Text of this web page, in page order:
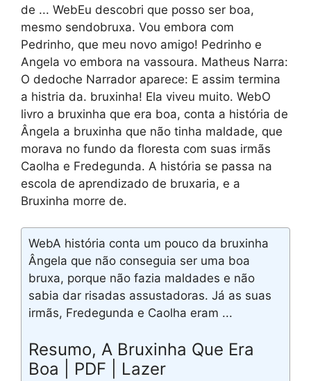
de ... WebEu descobri que posso ser boa,
mesmo sendobruxa. Vou embora com
Pedrinho, que meu novo amigo! Pedrinho e
Angela vo embora na vassoura. Matheus Narra:
O dedoche Narrador aparece: E assim termina
a histria da. bruxinha! Ela viveu muito. WebO
livro a bruxinha que era boa, conta a história de
Ângela a bruxinha que não tinha maldade, que
morava no fundo da floresta com suas irmãs
Caolha e Fredegunda. A história se passa na
escola de aprendizado de bruxaria, e a
Bruxinha morre de.
WebA história conta um pouco da bruxinha
Ângela que não conseguia ser uma boa
bruxa, porque não fazia maldades e não
sabia dar risadas assustadoras. Já as suas
irmãs, Fredegunda e Caolha eram ...
Resumo, A Bruxinha Que Era
Boa | PDF | Lazer